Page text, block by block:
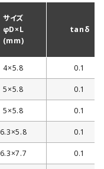
サイズ
φD×L
(mm)
tanδ
4×5.8 0.1
5×5.8 0.1
5×5.8 0.1
6.3×5.8 0.1
6.3×7.7 0.1